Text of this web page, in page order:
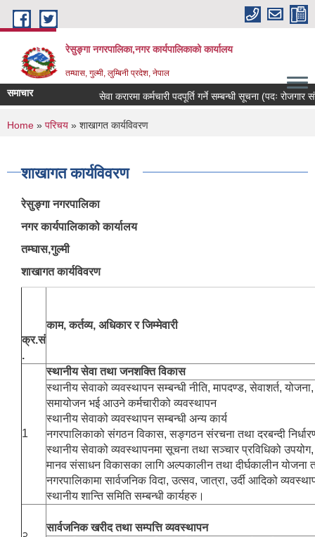
Skip to main content
रेसुङ्गा नगरपालिका,नगर कार्यपालिकाको कार्यालय
तम्घास, गुल्मी, लुम्बिनी प्रदेश, नेपाल
समाचार सेवा करारमा कर्मचारी पदपूर्ति गर्ने सम्बन्धी सूचना (पदः रोजगार संयोजक,
You are here
Home » परिचय » शाखागत कार्यविवरण
शाखागत कार्यविवरण
रेसुङ्गा नगरपालिका
नगर कार्यपालिकाको कार्यालय
तम्घास,गुल्मी
शाखागत कार्यविवरण
क्र.सं
.
काम, कर्तव्य, अधिकार र जिम्मेवारी
1
स्थानीय सेवा तथा जनशक्ति विकास
स्थानीय सेवाको व्यवस्थापन सम्बन्धी नीति, मापदण्ड, सेवाशर्त,
समायोजन भई आउने कर्मचारीको व्यवस्थापन
स्थानीय सेवाको व्यवस्थापन सम्बन्धी अन्य कार्य
नगरपालिकाको संगठन विकास, सङ्गठन संरचना तथा दरबन्दी
स्थानीय सेवाको व्यवस्थापनमा सूचना तथा सञ्चार प्रविधिको
मानव संसाधन विकासका लागि अल्पकालीन तथा दीर्घकालीन योजना
नगरपालिकामा सार्वजनिक विदा, उत्सव, जात्रा, उर्दी आदिको
स्थानीय शान्ति समिति सम्बन्धी कार्यहरु।
सार्वजनिक खरीद तथा सम्पत्ति व्यवस्थापन